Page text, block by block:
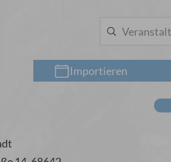
Importieren